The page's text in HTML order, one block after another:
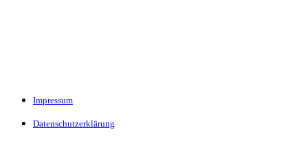
Impressum
Datenschutzerklärung